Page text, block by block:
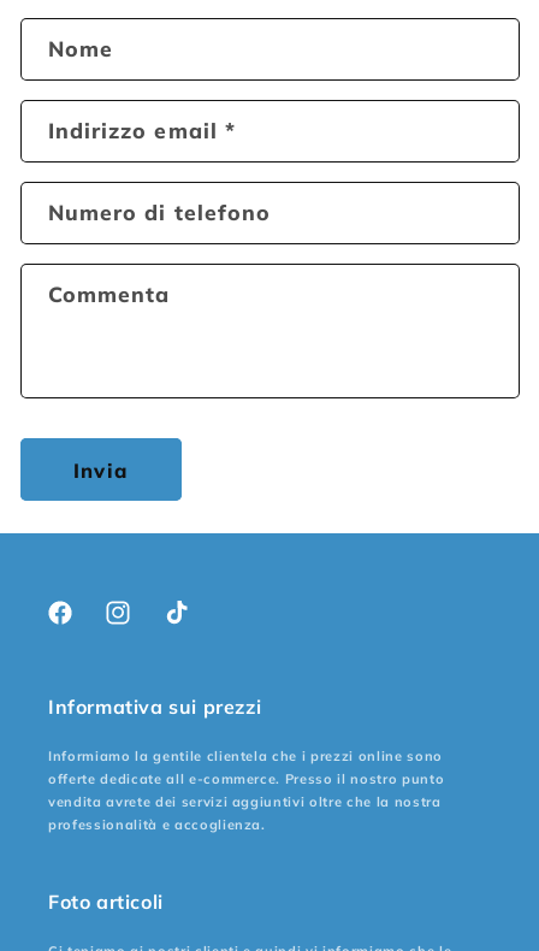
Nome
Indirizzo email*
Numero di telefono
Commenta
Invia
FacebookInstagramTikTok
Informativa sui prezzi
Informiamo la gentile clientela che i prezzi online sono
offerte dedicate all e-commerce. Presso il nostro punto
vendita avrete dei servizi aggiuntivi oltre che la nostra
professionalità e accoglienza.
Foto articoli